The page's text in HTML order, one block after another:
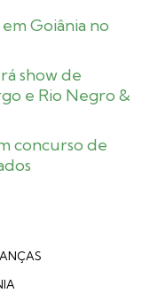
Goiânia no
show de
e Rio Negro &
concurso de